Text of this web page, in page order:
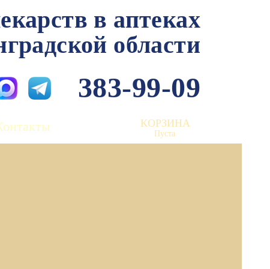
в аптеках
области
383-99-09
КОРЗИНА
Пуста